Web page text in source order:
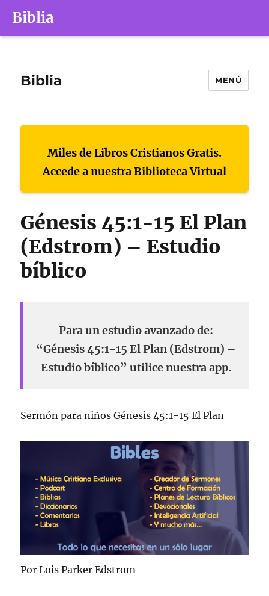
Biblia
Biblia MENÚ
Miles de Libros Cristianos Gratis.
Accede a nuestra Biblioteca Virtual
Génesis 45:1-15 El Plan
(Edstrom) – Estudio
bíblico
Para un estudio avanzado de:
“Génesis 45:1-15 El Plan (Edstrom) –
Estudio bíblico” utilice nuestra app.
Sermón para niños Génesis 45:1-15 El Plan
Por Lois Parker Edstrom